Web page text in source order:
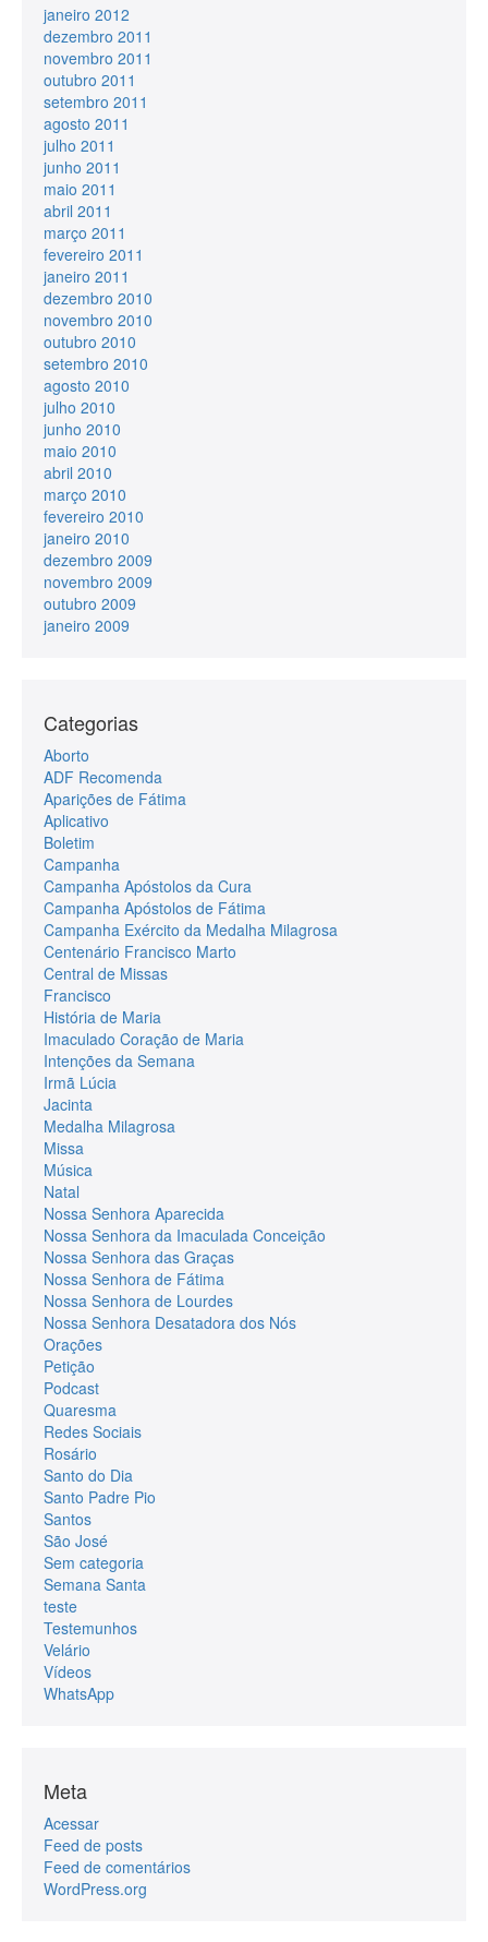
janeiro 2012
dezembro 2011
novembro 2011
outubro 2011
setembro 2011
agosto 2011
julho 2011
junho 2011
maio 2011
abril 2011
março 2011
fevereiro 2011
janeiro 2011
dezembro 2010
novembro 2010
outubro 2010
setembro 2010
agosto 2010
julho 2010
junho 2010
maio 2010
abril 2010
março 2010
fevereiro 2010
janeiro 2010
dezembro 2009
novembro 2009
outubro 2009
janeiro 2009
Categorias
Aborto
ADF Recomenda
Aparições de Fátima
Aplicativo
Boletim
Campanha
Campanha Apóstolos da Cura
Campanha Apóstolos de Fátima
Campanha Exército da Medalha Milagrosa
Centenário Francisco Marto
Central de Missas
Francisco
História de Maria
Imaculado Coração de Maria
Intenções da Semana
Irmã Lúcia
Jacinta
Medalha Milagrosa
Missa
Música
Natal
Nossa Senhora Aparecida
Nossa Senhora da Imaculada Conceição
Nossa Senhora das Graças
Nossa Senhora de Fátima
Nossa Senhora de Lourdes
Nossa Senhora Desatadora dos Nós
Orações
Petição
Podcast
Quaresma
Redes Sociais
Rosário
Santo do Dia
Santo Padre Pio
Santos
São José
Sem categoria
Semana Santa
teste
Testemunhos
Velário
Vídeos
WhatsApp
Meta
Acessar
Feed de posts
Feed de comentários
WordPress.org